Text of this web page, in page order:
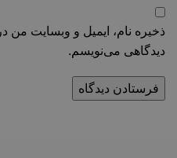
ذخیره نام، ایمیل و وبسایت من
دیدگاهی می‌نویسم.